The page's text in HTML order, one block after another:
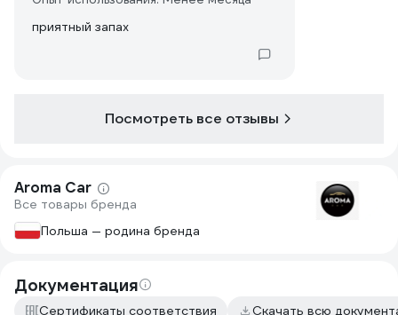
приятный запах
Посмотреть все отзывы
Aroma Car
Все товары бренда
Польша — родина бренда
Документация
Сертификаты соответствия Скачать всю